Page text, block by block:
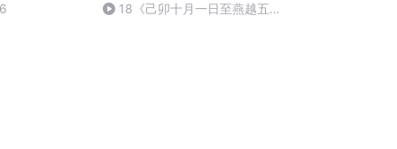
18《己卯十月一日至燕越五